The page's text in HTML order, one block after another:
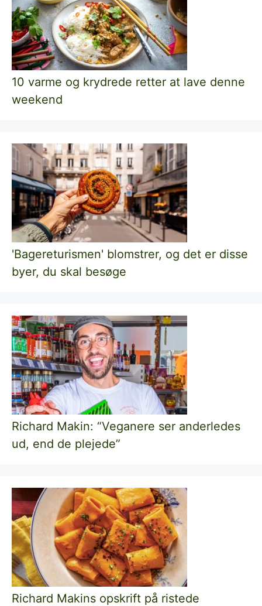
10 varme og krydrede retter at lave denne
weekend
'Bagereturismen' blomstrer, og det er disse
byer, du skal besøge
Richard Makin: “Veganere ser anderledes
ud, end de plejede”
Richard Makins opskrift på ristede